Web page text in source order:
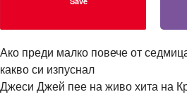
Ако преди малко повече от
какво си изпуснал
Джеси Джей пее на живо хита на